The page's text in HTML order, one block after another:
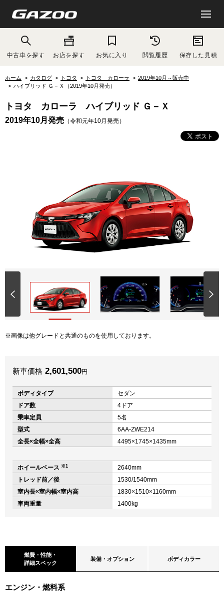
中古車を探す お店を探す お気に入り 閲覧履歴 保存した見積
ホーム カタログ トヨタ トヨタ カローラ
2019年10月～販売中
ハイブリッド Ｇ－Ｘ（2019年10月発売）
トヨタ カローラ ハイブリッド Ｇ－Ｘ
2019年10月発売 （令和元年10月発売）
画像は他グレードと共通のものを使用しております。
新車価格 2,601,500円
ボディタイプ
セダン
ドア数
4ドア
乗車定員
5名
型式
6AA-ZWE214
全長×全幅×全高
4495×1745×1435mm
ホイールベース ※1
2640mm
トレッド前／後
1530/1540mm
室内長×室内幅×室内高
1830×1510×1160mm
車両重量
1400kg
燃費・性能・
詳細スペック
装備・オプション ボディカラー
エンジン・燃料系